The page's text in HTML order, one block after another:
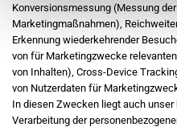
Konversionsmessung (Messung
Marketingmaßnahmen),
Erkennung wiederkehrender
von für Marketingzwecke
von Inhalten), Cross-Device
von Nutzerdaten für
In diesen Zwecken liegt auch
Verarbeitung der